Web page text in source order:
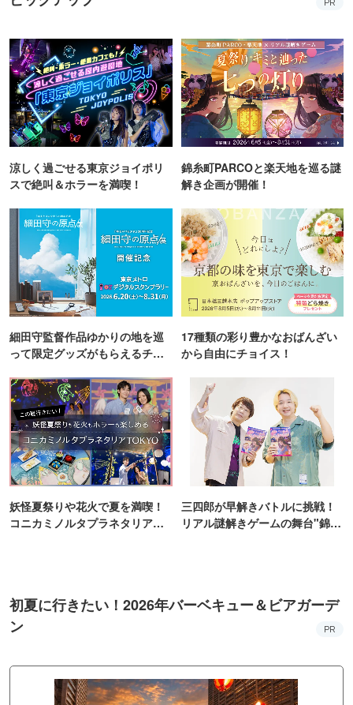
PR
涼しく過ごせる東京ジョイポリ
スで絶叫＆ホラーを満喫！
錦糸町PARCOと楽天地を巡る謎
解き企画が開催！
細田守監督作品ゆかりの地を巡
って限定グッズがもらえるチャ
17種類の彩り豊かなおばんざい
から自由にチョイス！
妖怪夏祭りや花火で夏を満喫！
コニカミノルタプラネタリア
三四郎が早解きバトルに挑戦！
リアル謎解きゲームの舞台"錦糸
初夏に行きたい！2026年バーベキュー＆ビアガーデ
ン
PR